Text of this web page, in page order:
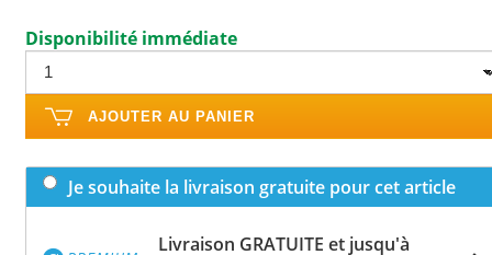
Disponibilité immédiate
AJOUTER AU PANIER
Je souhaite la livraison gratuite pour cet article
Livraison GRATUITE et jusqu'à